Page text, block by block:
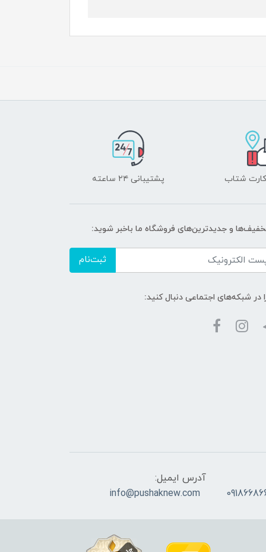
کارت شتاب پشتیبانی ۲۴ ساعته
و جدیدترین‌های فروشگاه ما باخبر شوید:
ثبت‌نام
در شبکه‌های اجتماعی دنبال کنید:
آدرس ایمیل:
info@pushaknew.com